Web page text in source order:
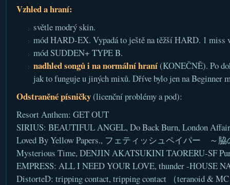
Vzhled a hraní:
světle modrý skin.
mód HARD-EX. Vypadá to ještě na těžší HARD. 1 miss
mód SUDDEN+ TYPE B.
nadhled songů i na normální hraní(KONEČNĚ). Po
jak to funguje u jiných mixů. Dříve bylo jen na Beginner
Odstraněné písničky(licenční problémy a pod):
Resort Anthem: GET OUT
SIRIUS: BEAUTIFUL ANGEL, Do Back Burn, London
Loved By Yellow Papers., フェティッシュペイパー ～
Mysterious Time, DENJIN AKATSUKINI TAORERU-SF
EMPRESS: ALL I NEED YOUR LOVE, thunder -HOUSE
DistorteD: tripping contact, tripping contact （teranoid &